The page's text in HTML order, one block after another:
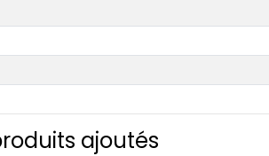
ajoutés